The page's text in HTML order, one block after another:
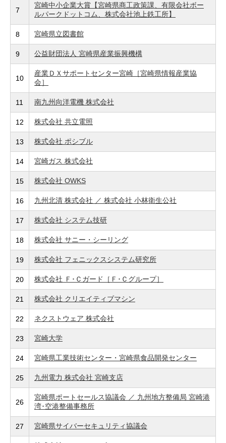
7
宮崎中小企業大賞【宮崎県商工政策課、有限会社ボー
ルパークドットコム、株式会社池上鉄工所】
8 宮崎県立図書館
9 公益財団法人 宮崎県産業振興機構
10
産業ＤＸサポートセンター宮崎［宮崎県情報産業協
会］
11 南九州向洋電機 株式会社
12 株式会社 共立電照
13 株式会社 ポシブル
14 宮崎ガス 株式会社
15 株式会社 OWKS
16 九州北清 株式会社 ／ 株式会社 小林衛生公社
17 株式会社 システム技研
18 株式会社 サニー・シーリング
19 株式会社 フェニックスシステム研究所
20 株式会社 Ｆ･Ｃガード［Ｆ･Ｃグループ］
21 株式会社 クリエイティブマシン
22 ネクストウェア 株式会社
23 宮崎大学
24 宮崎県工業技術センター・宮崎県食品開発センター
25 九州電力 株式会社 宮崎支店
26
宮崎県ポートセールス協議会 ／ 九州地方整備局 宮崎港
湾･空港整備事務所
27 宮崎県サイバーセキュリティ協議会